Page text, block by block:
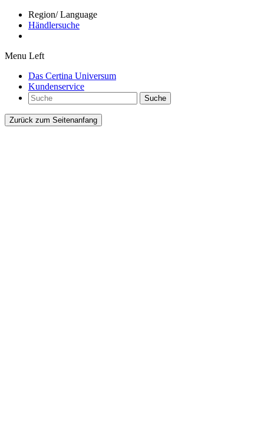
Region/ Language
Händlersuche
Menu Left
Das Certina Universum
Kundenservice
Suche
Zurück zum Seitenanfang